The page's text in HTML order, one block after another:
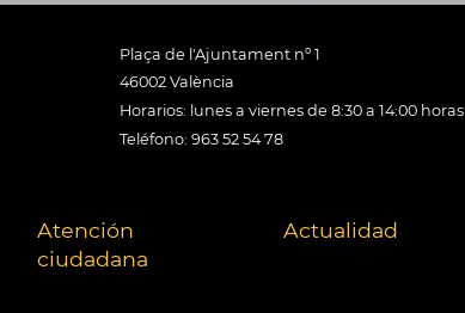
Plaça de l'Ajuntament nº 1
46002 València
Horarios: lunes a viernes de 8:30 a 14:00 horas
Teléfono: 963 52 54 78
Atención
ciudadana
Actualidad